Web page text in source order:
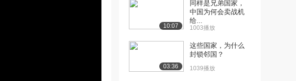
10:07
同样是兄弟国家，
中国为何会卖战机
给...
1003播放
03:36
这些国家，为什么
封锁邻国？
1039播放